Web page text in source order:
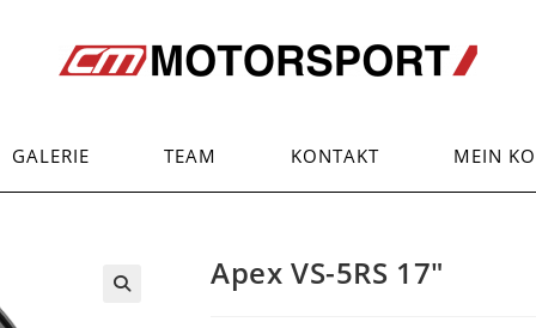
GALERIE TEAM KONTAKT MEIN
Apex VS-5RS 17″